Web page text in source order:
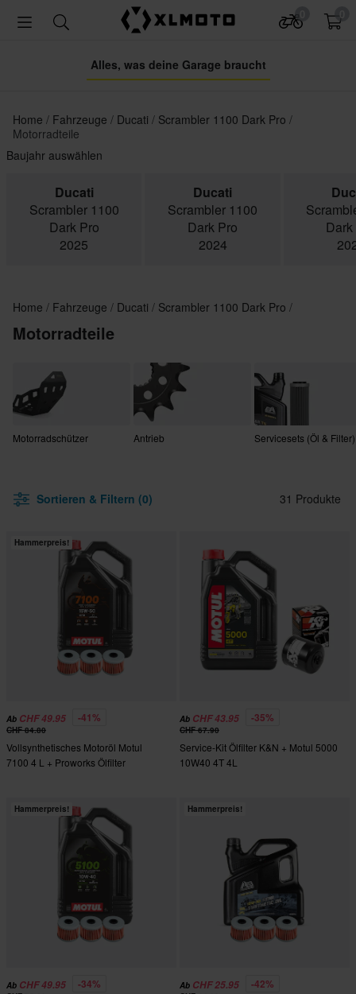
Alles, was deine Garage braucht
Home Fahrzeuge Ducati
Scrambler 1100 Dark Pro
Motorradteile
Baujahr auswählen
Ducati
Scrambler 1100
Dark Pro
2025
Ducati
Scrambler 1100
Dark Pro
2024
Home Fahrzeuge Ducati Scrambler 1100 Dark Pro
Motorradteile
Motorradschützer Antrieb Servicesets (Öl & Filter)
Sortieren & Filtern (0) 31 Produkte
Hammerpreis!
Ab CHF 49.95 -41%
CHF 84.80
Vollsynthetisches Motoröl Motul
7100 4 L + Proworks Ölfilter
Ab CHF 43.95 -35%
CHF 67.90
Service-Kit Ölfilter K&N + Motul 5000
10W40 4T 4L
Hammerpreis!
Ab CHF 49.95 -34%
Hammerpreis!
Ab CHF 25.95 -42%